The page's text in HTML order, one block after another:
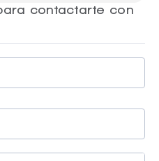
contactarte con